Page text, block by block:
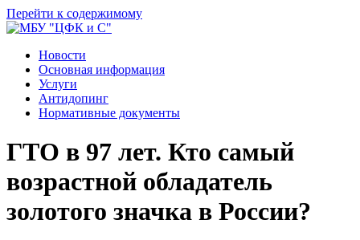
Перейти к содержимому
Новости
Основная информация
Услуги
Антидопинг
Нормативные документы
ГТО в 97 лет. Кто самый
возрастной обладатель
золотого значка в России?